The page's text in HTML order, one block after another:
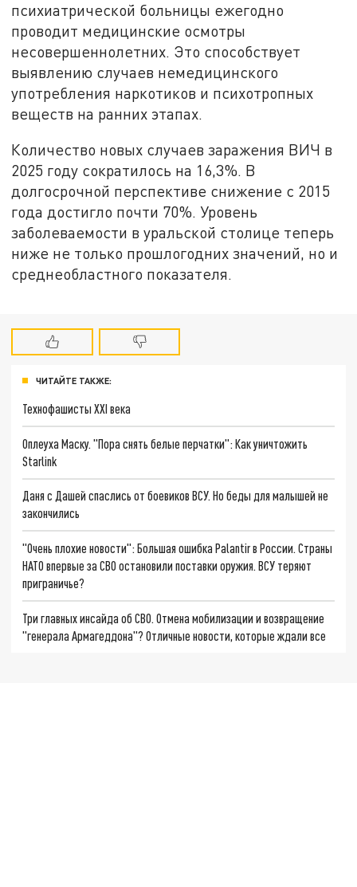
психиатрической больницы ежегодно
проводит медицинские осмотры
несовершеннолетних. Это способствует
выявлению случаев немедицинского
употребления наркотиков и психотропных
веществ на ранних этапах.
Количество новых случаев заражения ВИЧ в
2025 году сократилось на 16,3%. В
долгосрочной перспективе снижение с 2015
года достигло почти 70%. Уровень
заболеваемости в уральской столице теперь
ниже не только прошлогодних значений, но и
среднеобластного показателя.
ЧИТАЙТЕ ТАКЖЕ:
Технофашисты XXI века
Оплеуха Маску. "Пора снять белые перчатки": Как уничтожить
Starlink
Даня с Дашей спаслись от боевиков ВСУ. Но беды для малышей не
закончились
"Очень плохие новости": Большая ошибка Palantir в России. Страны
НАТО впервые за СВО остановили поставки оружия. ВСУ теряют
приграничье?
Три главных инсайда об СВО. Отмена мобилизации и возвращение
"генерала Армагеддона"? Отличные новости, которые ждали все